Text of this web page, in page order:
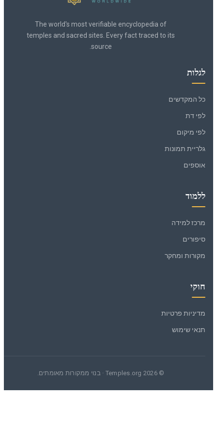
The world's most verifiable encyclopedia of
temples and sacred sites. Every fact traced to its
source.
לגלות
כל המקדשים
לפי דת
לפי מיקום
גלריית תמונות
אוספים
ללמוד
מרכז למידה
סיפורים
מקורות ומחקר
חוקי
מדיניות פרטיות
תנאי שימוש